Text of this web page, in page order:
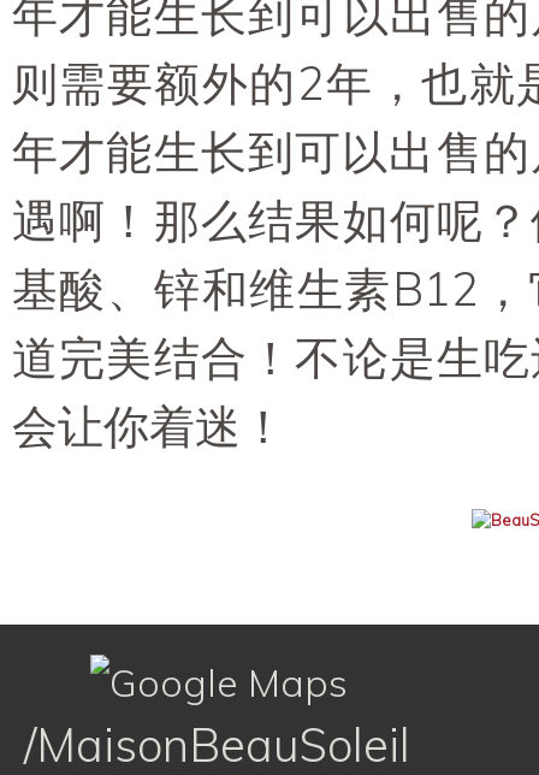
年才能生长到可以出售
则需要额外的2年，也
年才能生长到可以出售
遇啊！那么结果如何呢
基酸、锌和维生素B12
道完美结合！不论是生
会让你着迷！
/MaisonBeauSoleil